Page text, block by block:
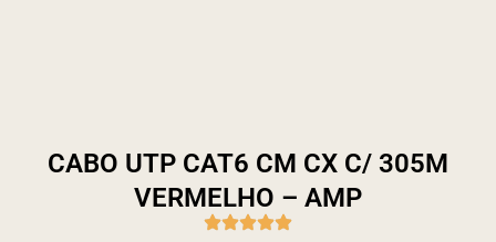
CABO UTP CAT6 CM CX C/ 305M
VERMELHO – AMP